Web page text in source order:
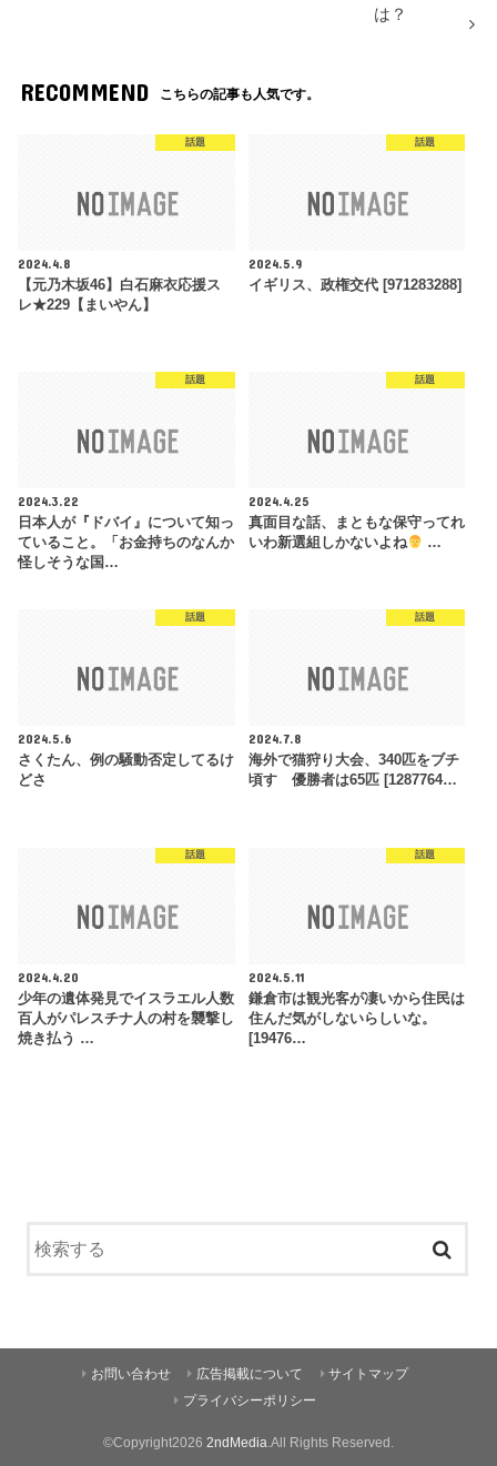
は？
RECOMMEND こちらの記事も人気です。
話題
2024.4.8
【元乃木坂46】白石麻衣応援ス
レ★229【まいやん】
話題
2024.5.9
イギリス、政権交代 [971283288]
話題
2024.3.22
日本人が『ドバイ』について知っ
ていること。「お金持ちのなんか
怪しそうな国…
話題
2024.4.25
真面目な話、まともな保守ってれ
いわ新選組しかないよね
…
話題
2024.5.6
さくたん、例の騒動否定してるけ
どさ
話題
2024.7.8
海外で猫狩り大会、340匹をブチ
頃す 優勝者は65匹 [1287764…
話題
2024.4.20
少年の遺体発見でイスラエル人数
百人がパレスチナ人の村を襲撃し
焼き払う …
話題
2024.5.11
鎌倉市は観光客が凄いから住民は
住んだ気がしないらしいな。
[19476…
お問い合わせ 広告掲載について
サイトマップ
プライバシーポリシー
©Copyright2026 2ndMedia .All Rights Reserved.